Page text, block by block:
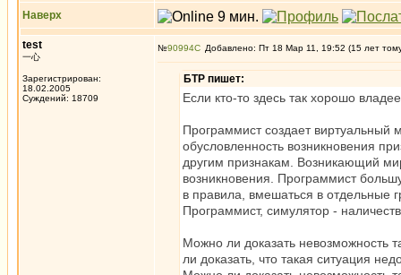
Наверх
test
一心
Зарегистрирован:
18.02.2005
Суждений: 18709
№90994 Добавлено: Пт 18 Мар 11, 19:52 (15 лет
БТР пишет:
Если кто-то здесь так хорошо
Программист создает
обусловленность возникновения
другим признакам. Возникающий
возникновения. Программист
в правила, вмешаться в отдельные
Программист, симулятор -
Можно ли доказать невозможность
ли доказать, что такая ситуация